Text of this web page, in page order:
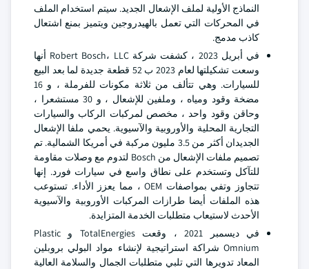
النماذج الأولية لملف الإشعال الجديد. سيتم استخدام الملف
في المحركات التي تعمل بالهيدروجين ويتميز بمنع اشتعال
كاذب مدمج.
في أبريل 2023 ، كشفت شركة Robert Bosch، LLC أنها
وسعت تشكيلتها لعام 2023 ب 52 قطعة جديدة لما بعد البيع
للسيارات. وهي تتألف من ثلاثة مكونات للفرملة ، و 16
مضخة وقود ومياه ، وملفين للإشعال ، و 30 مستشعرا ،
وحاقن وقود واحد ، مخصص لمركبات الركاب والسيارات
التجارية المحلية والأوروبية والآسيوية. يحمي ملفا الإشعال
الجديدان أكثر من 3.5 مليون مركبة في أمريكا الشمالية. تم
تصميم ملفات الإشعال من Bosch لتدوم مع وصلات مقاومة
للتآكل وتستخدم على نطاق واسع في سيارات فورد. إنها
تتجاوز وتفي بمواصفات OEM ، مما يعزز الأداء. تستوعب
هذه الملفات أيضا طرازات المركبات الأوروبية والآسيوية
الأحدث لاستيعاب متطلبات الخدمة المتزايدة.
في ديسمبر 2021 ، وقعت TotalEnergies و Plastic
Omnium شراكة استراتيجية لإنشاء مواد البولي بروبلين
المعاد تدويرها التي تلبي متطلبات الجمال والسلامة العالية